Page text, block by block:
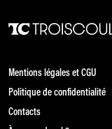
Mentions légales et CGU
Politique de confidentialité
Contacts